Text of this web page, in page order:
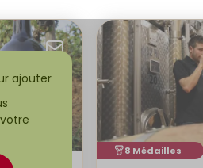
ajouter
Envoyer par
8 Médailles